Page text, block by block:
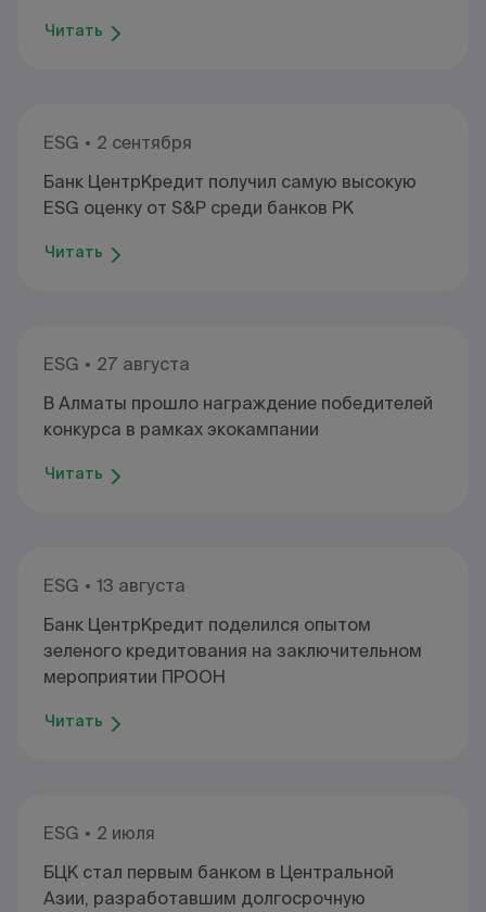
Читать
ESG
2 сентября
Банк ЦентрКредит получил самую высокую
ESG оценку от S&P среди банков РК
Читать
ESG
27 августа
В Алматы прошло награждение победителей
конкурса в рамках экокампании
Читать
ESG
13 августа
Банк ЦентрКредит поделился опытом
зеленого кредитования на заключительном
мероприятии ПРООН
Читать
ESG
2 июля
БЦК стал первым банком в Центральной
Азии, разработавшим долгосрочную